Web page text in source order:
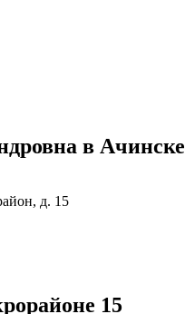
в Ачинске
д. 15
15